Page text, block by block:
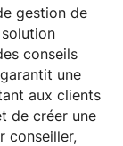
gestion de
conseils
une
aux clients
de créer une
conseiller,